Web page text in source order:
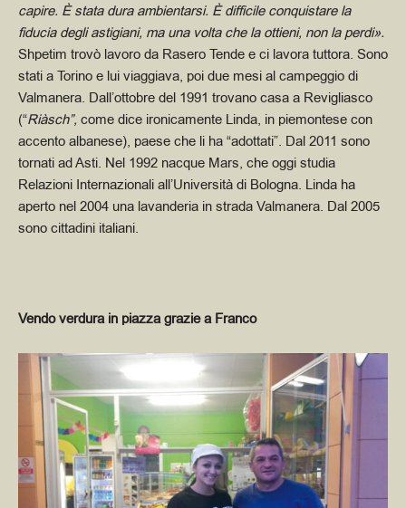
capire. È stata dura ambientarsi. È difficile conquistare la
fiducia degli astigiani, ma una volta che la ottieni, non la perdi».
Shpetim trovò lavoro da Rasero Tende e ci lavora tuttora. Sono
stati a Torino e lui viaggiava, poi due mesi al campeggio di
Valmanera. Dall’ottobre del 1991 trovano casa a Revigliasco
(“Riàsch”, come dice ironicamente Linda, in piemontese con
accento albanese), paese che li ha “adottati”. Dal 2011 sono
tornati ad Asti. Nel 1992 nacque Mars, che oggi studia
Relazioni Internazionali all’Università di Bologna. Linda ha
aperto nel 2004 una lavanderia in strada Valmanera. Dal 2005
sono cittadini italiani.
Vendo verdura in piazza grazie a Franco